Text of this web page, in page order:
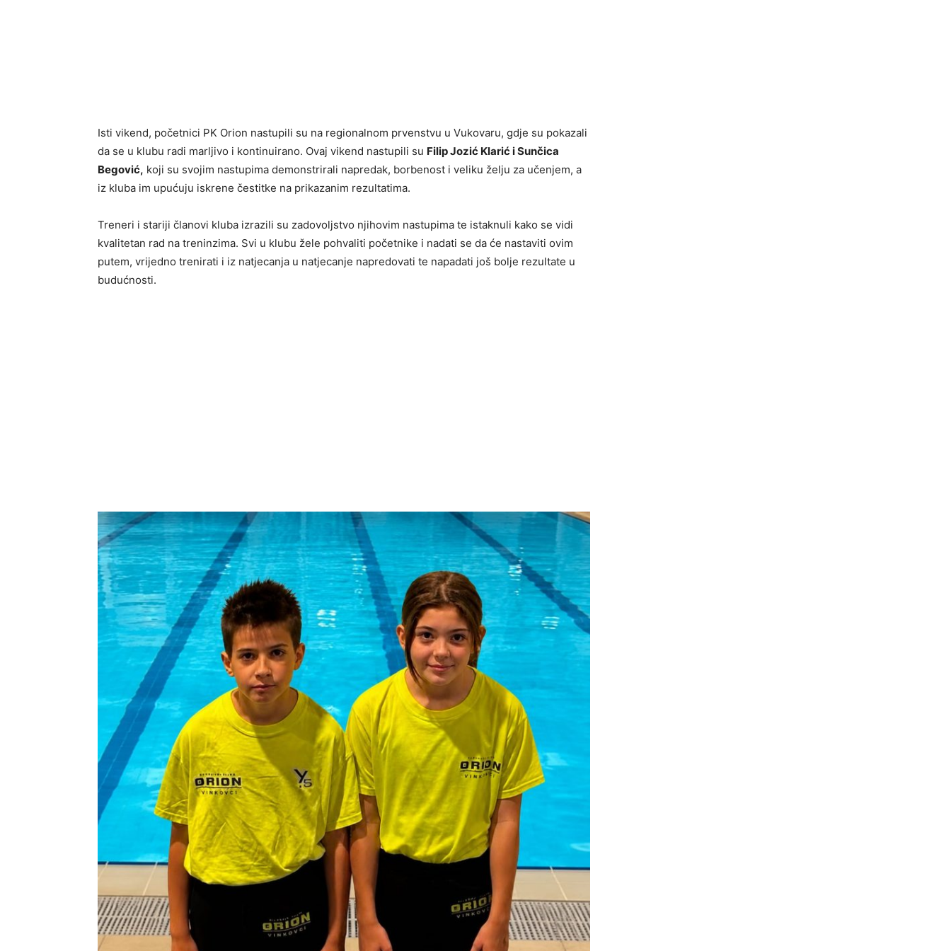
Isti vikend, početnici PK Orion nastupili su na regionalnom prvenstvu u Vukovaru, gdje su pokazali
da se u klubu radi marljivo i kontinuirano. Ovaj vikend nastupili su Filip Jozić Klarić i Sunčica
Begović, koji su svojim nastupima demonstrirali napredak, borbenost i veliku želju za učenjem, a
iz kluba im upućuju iskrene čestitke na prikazanim rezultatima.
Treneri i stariji članovi kluba izrazili su zadovoljstvo njihovim nastupima te istaknuli kako se vidi
kvalitetan rad na treninzima. Svi u klubu žele pohvaliti početnike i nadati se da će nastaviti ovim
putem, vrijedno trenirati i iz natjecanja u natjecanje napredovati te napadati još bolje rezultate u
budućnosti.